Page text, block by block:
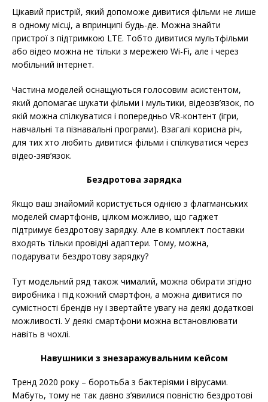
Цікавий пристрій, який допоможе дивитися фільми не лише
в одному місці, а впринципі будь-де. Можна знайти
пристрої з підтримкою LTE. Тобто дивитися мультфільми
або відео можна не тільки з мережею Wi-Fi, але і через
мобільний інтернет.
Частина моделей оснащуються голосовим асистентом,
який допомагає шукати фільми і мультики, відеозв’язок, по
якій можна спілкуватися і попередньо VR-контент (ігри,
навчальні та пізнавальні програми). Взагалі корисна річ,
для тих хто любить дивитися фільми і спілкуватися через
відео-зяв’язок.
Бездротова зарядка
Якщо ваш знайомий користується однією з флагманських
моделей смартфонів, цілком можливо, що гаджет
підтримує бездротову зарядку. Але в комплект поставки
входять тільки провідні адаптери. Тому, можна,
подарувати бездротову зарядку?
Тут модельний ряд також чималий, можна обирати згідно
виробника і під кожний смартфон, а можна дивитися по
сумістності брендів ну і звертайте увагу на деякі додаткові
можливості. У деякі смартфони можна встановлювати
навіть в чохлі.
Навушники з знезаражувальним кейсом
Тренд 2020 року – боротьба з бактеріями і вірусами.
Мабуть, тому не так давно з’явилися повністю бездротові